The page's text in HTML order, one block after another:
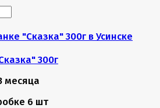
300г
месяца
6 шт